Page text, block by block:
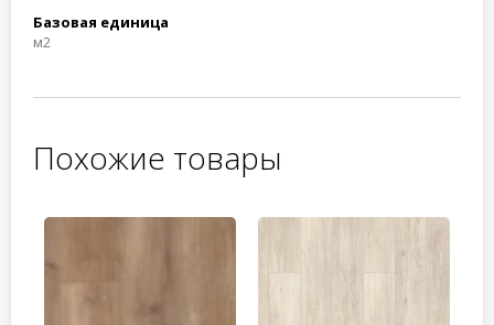
Базовая единица
м2
Похожие товары